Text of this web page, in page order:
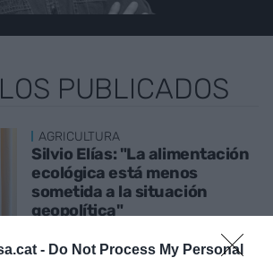
- Do Not Process My Personal
PUBLICADOS
AGRICULTURA
Silvio Elías: "La alimentación
ecológica está menos
sometida a la situación
geopolítica"